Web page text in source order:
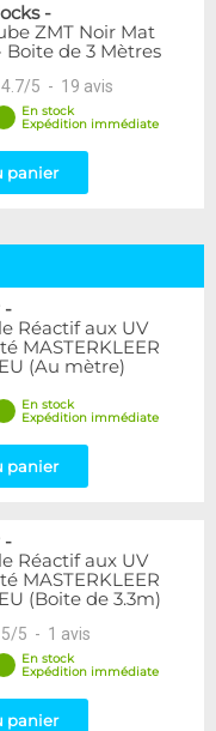
-
ZMT Noir Mat
Boite de 3 Mètres
4.7/5 - 19 avis
En stock
Expédition immédiate
panier
-
Réactif aux UV
MASTERKLEER
(Au mètre)
En stock
Expédition immédiate
panier
-
Réactif aux UV
MASTERKLEER
(Boite de 3.3m)
5/5 - 1 avis
En stock
Expédition immédiate
panier